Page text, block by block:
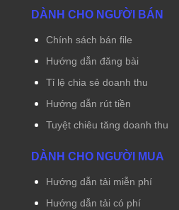
DÀNH CHO NGƯỜI BÁN
Chính sách bán file
Hướng dẫn đăng bài
Tỉ lệ chia sẻ doanh thu
Hướng dẫn rút tiền
Tuyệt chiêu tăng doanh thu
DÀNH CHO NGƯỜI MUA
Hướng dẫn tải miễn phí
Hướng dẫn tải có phí